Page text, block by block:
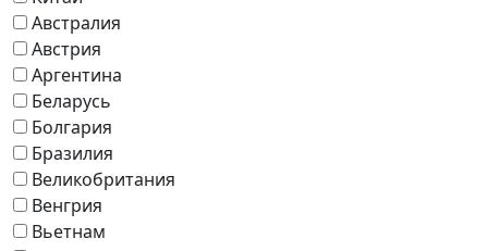
Австралия
Австрия
Аргентина
Беларусь
Болгария
Бразилия
Великобритания
Венгрия
Вьетнам